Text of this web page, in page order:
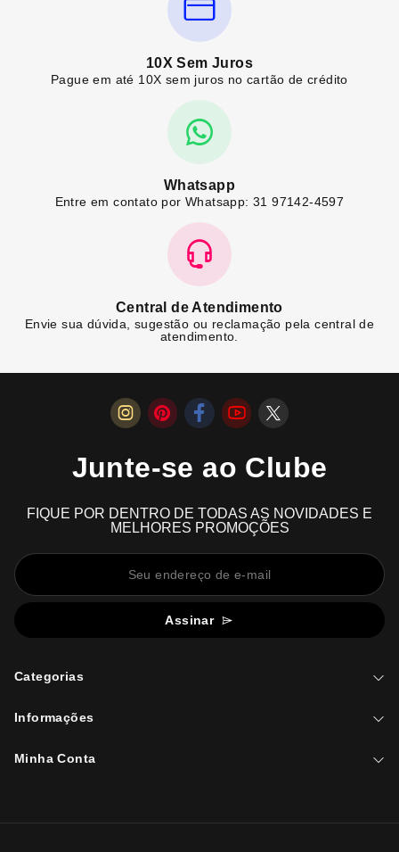
10X Sem Juros
Pague em até 10X sem juros no cartão de crédito
Whatsapp
Entre em contato por Whatsapp: 31 97142-4597
Central de Atendimento
Envie sua dúvida, sugestão ou reclamação pela central de
atendimento.
Junte-se ao Clube
FIQUE POR DENTRO DE TODAS AS NOVIDADES E
MELHORES PROMOÇÕES
Assinar
Categorias
Informações
Minha Conta